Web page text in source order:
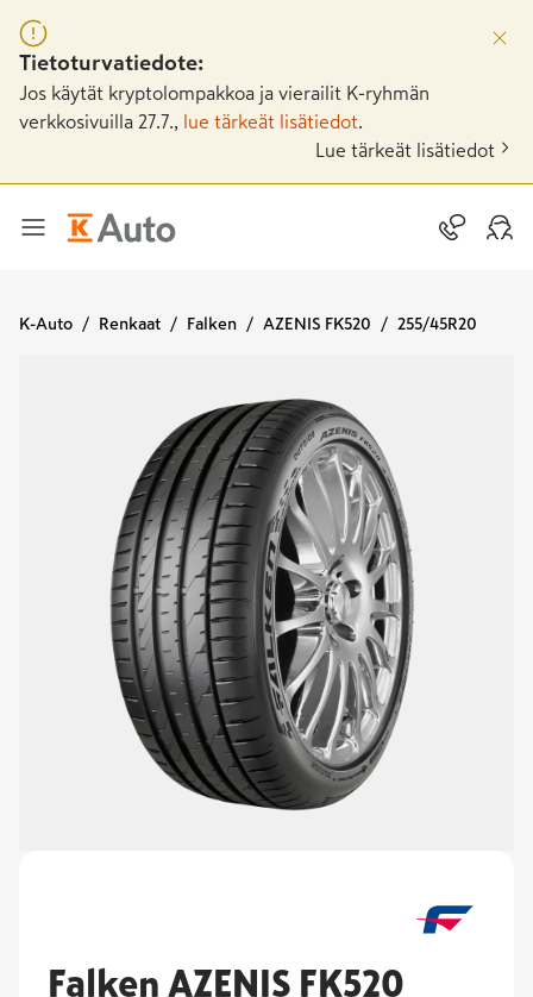
Tietoturvatiedote:
Jos käytät kryptolompakkoa ja vierailit K-ryhmän
verkkosivuilla 27.7.,
lue tärkeät lisätiedot
Lue tärkeät lisätiedot
K-Auto Renkaat Falken AZENIS FK520 255/45R20
Falken AZENIS FK520